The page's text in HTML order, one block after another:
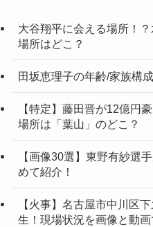
大谷翔平に会える場所！
場所はどこ？
田坂恵理子の年齢/家族構
【特定】藤田晋が12億円
場所は「葉山」のどこ？
【画像30選】東野有紗選
めて紹介！
【火事】名古屋市中川区
生！現場状況を画像と動